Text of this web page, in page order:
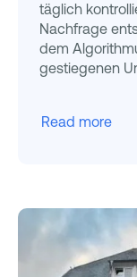
täglich
Nachfrage
dem
gestiegenen
Read more